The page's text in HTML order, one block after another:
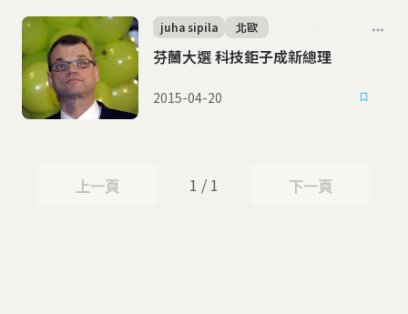
芬蘭大選 科技鉅子成新總理
juha sipila 北歐
2015-04-20
上一頁
上一頁 1 / 1 下一頁
下一頁